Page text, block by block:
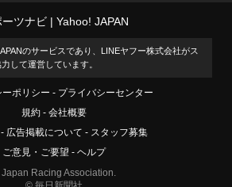
ーツナビ Yahoo! JAPAN
のサービスであり、LINEヤフー株式会社がス
して運営しています。
ポリシー
プライバシーセンター
規約
会社概要
広告掲載について
スタッフ募集
ご意見・ご要望
ヘルプ
Racing Association.